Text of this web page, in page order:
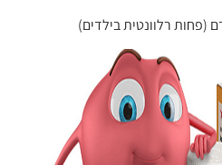
(פחות רלוונטית בילדים)